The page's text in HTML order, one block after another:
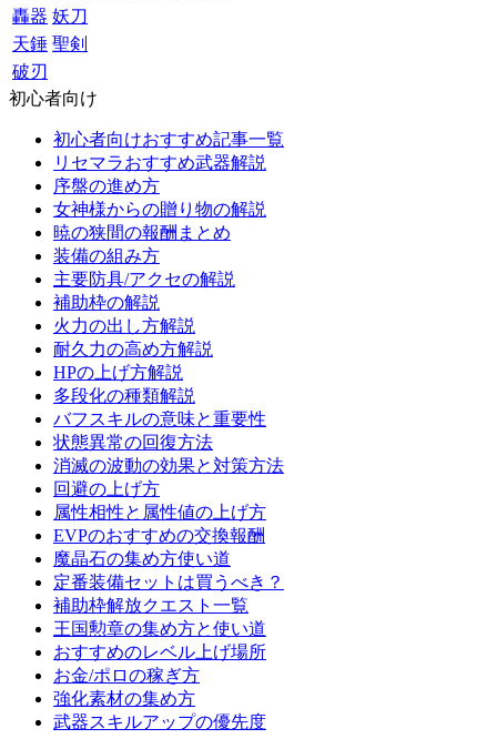
轟器 妖刀
天錘 聖剣
破刃
初心者向け
初心者向けおすすめ記事一覧
リセマラおすすめ武器解説
序盤の進め方
女神様からの贈り物の解説
暁の狭間の報酬まとめ
装備の組み方
主要防具/アクセの解説
補助枠の解説
火力の出し方解説
耐久力の高め方解説
HPの上げ方解説
多段化の種類解説
バフスキルの意味と重要性
状態異常の回復方法
消滅の波動の効果と対策方法
回避の上げ方
属性相性と属性値の上げ方
EVPのおすすめの交換報酬
魔晶石の集め方使い道
定番装備セットは買うべき？
補助枠解放クエスト一覧
王国勲章の集め方と使い道
おすすめのレベル上げ場所
お金/ポロの稼ぎ方
強化素材の集め方
武器スキルアップの優先度